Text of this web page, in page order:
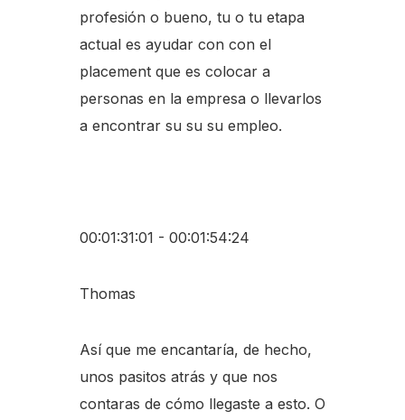
profesión o bueno, tu o tu etapa
actual es ayudar con con el
placement que es colocar a
personas en la empresa o llevarlos
a encontrar su su su empleo.
00:01:31:01 - 00:01:54:24
Thomas
Así que me encantaría, de hecho,
unos pasitos atrás y que nos
contaras de cómo llegaste a esto. O